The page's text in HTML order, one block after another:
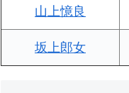
山上憶良
坂上郎女